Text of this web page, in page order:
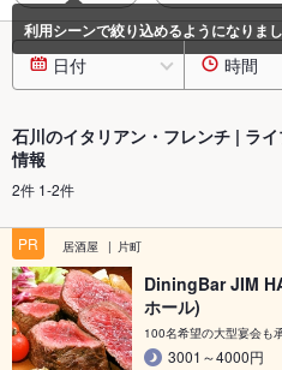
日付 時間
石川のイタリアン・フレンチ | ラ
情報
2件 1-2件
PR 居酒屋 片町
DiningBar JIM
ホール)
100名希望の大型宴会も
3001～4000円